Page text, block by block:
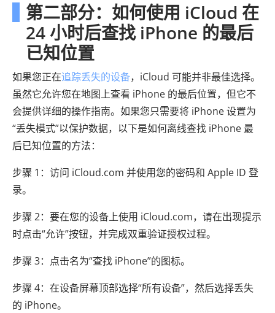
第二部分：如何使用 iCloud 在
24 小时后查找 iPhone 的最后
已知位置
如果您正在追踪丢失的设备，iCloud 可能并非最佳选择。
虽然它允许您在地图上查看 iPhone 的最后位置，但它不
会提供详细的操作指南。如果您只需要将 iPhone 设置为
“丢失模式”以保护数据，以下是如何离线查找 iPhone 最
后已知位置的方法：
步骤 1：访问 iCloud.com 并使用您的密码和 Apple ID 登
录。
步骤 2：要在您的设备上使用 iCloud.com，请在出现提示
时点击“允许”按钮，并完成双重验证授权过程。
步骤 3：点击名为“查找 iPhone”的图标。
步骤 4：在设备屏幕顶部选择“所有设备”，然后选择丢失
的 iPhone。